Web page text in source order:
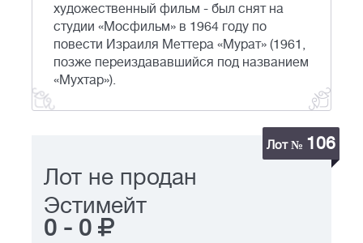
художественный фильм - был снят на
студии «Мосфильм» в 1964 году по
повести Израиля Меттера «Мурат» (1961,
позже переиздававшийся под названием
«Мухтар»).
Лот № 106
Лот не продан
Эстимейт
0 - 0